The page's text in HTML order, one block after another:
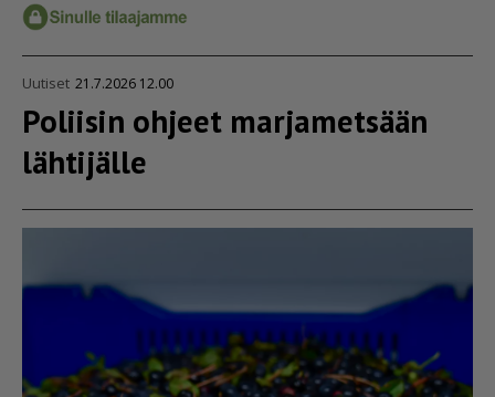
Uutiset 21.7.2026 12.00
Poliisin ohjeet marjametsään
lähtijälle